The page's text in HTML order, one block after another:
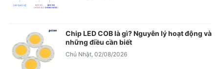
Chip LED COB là gì? Nguyên lý hoạt động và
những điều cần biết
Chủ Nhật, 02/08/2026